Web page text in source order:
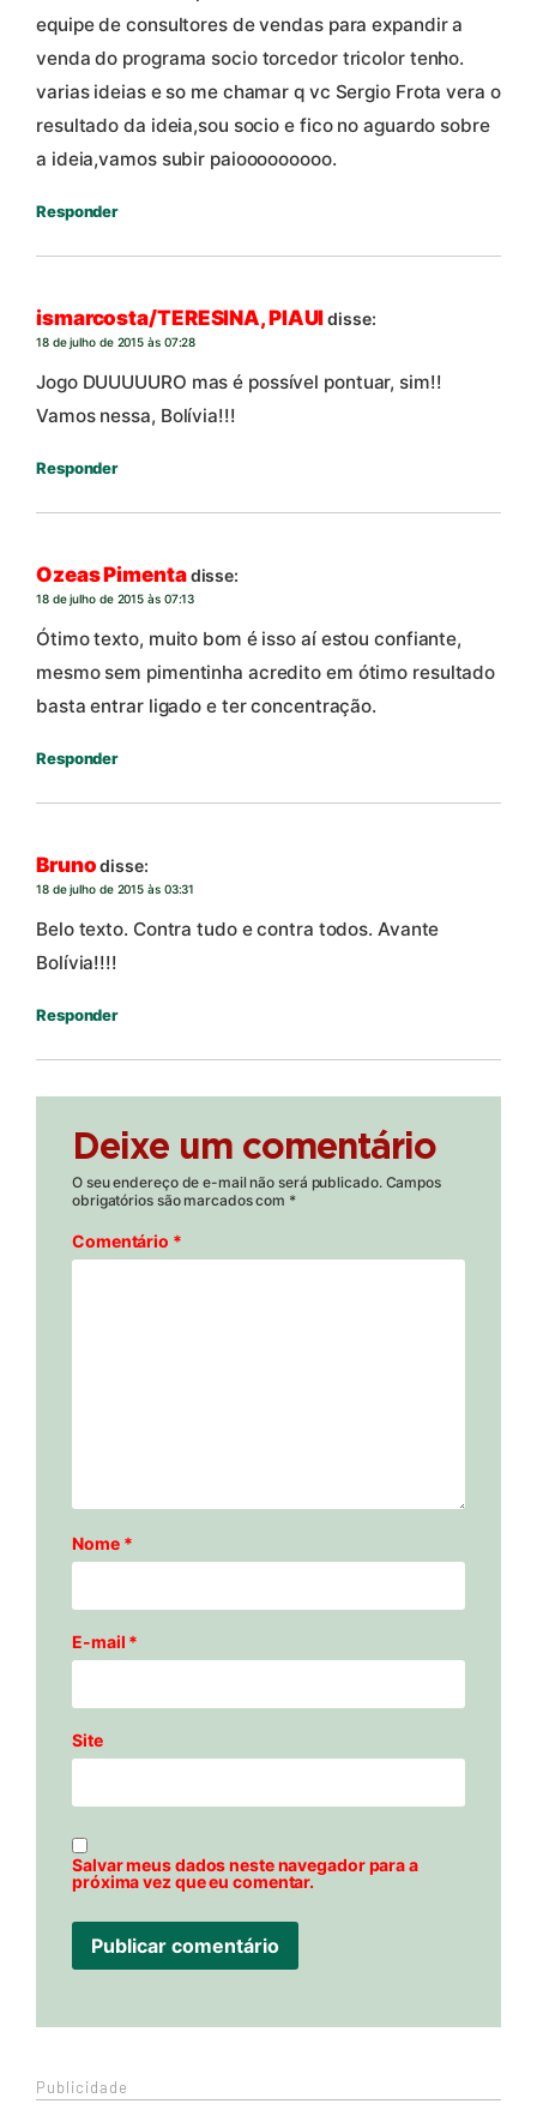
equipe de consultores de vendas para expandir a
venda do programa socio torcedor tricolor tenho.
varias ideias e so me chamar q vc Sergio Frota vera o
resultado da ideia,sou socio e fico no aguardo sobre
a ideia,vamos subir paiooooooooo.
Responder
ismarcosta/TERESINA, PIAUIdisse:
18 de julho de 2015 às 07:28
Jogo DUUUUURO mas é possível pontuar, sim!!
Vamos nessa, Bolívia!!!
Responder
Ozeas Pimentadisse:
18 de julho de 2015 às 07:13
Ótimo texto, muito bom é isso aí estou confiante,
mesmo sem pimentinha acredito em ótimo resultado
basta entrar ligado e ter concentração.
Responder
Bruno disse:
18 de julho de 2015 às 03:31
Belo texto. Contra tudo e contra todos. Avante
Bolívia!!!!
Responder
Deixe um comentário
O seu endereço de e-mail não será publicado. Campos
obrigatórios são marcados com *
Comentário *
Nome *
E-mail *
Site
Salvar meus dados neste navegador para a
próxima vez que eu comentar.
Publicidade